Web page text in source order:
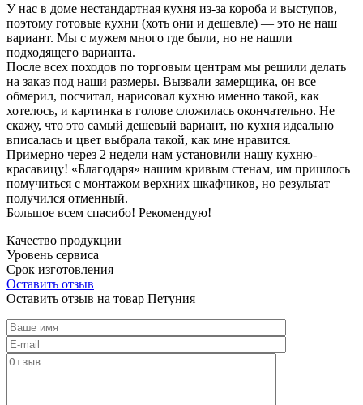
У нас в доме нестандартная кухня из-за короба и выступов,
поэтому готовые кухни (хоть они и дешевле) — это не наш
вариант. Мы с мужем много где были, но не нашли
подходящего варианта.
После всех походов по торговым центрам мы решили делать
на заказ под наши размеры. Вызвали замерщика, он все
обмерил, посчитал, нарисовал кухню именно такой, как
хотелось, и картинка в голове сложилась окончательно. Не
скажу, что это самый дешевый вариант, но кухня идеально
вписалась и цвет выбрала такой, как мне нравится.
Примерно через 2 недели нам установили нашу кухню-
красавицу! «Благодаря» нашим кривым стенам, им пришлось
помучиться с монтажом верхних шкафчиков, но результат
получился отменный.
Большое всем спасибо! Рекомендую!
Качество продукции
Уровень сервиса
Срок изготовления
Оставить отзыв
Оставить отзыв на товар Петуния